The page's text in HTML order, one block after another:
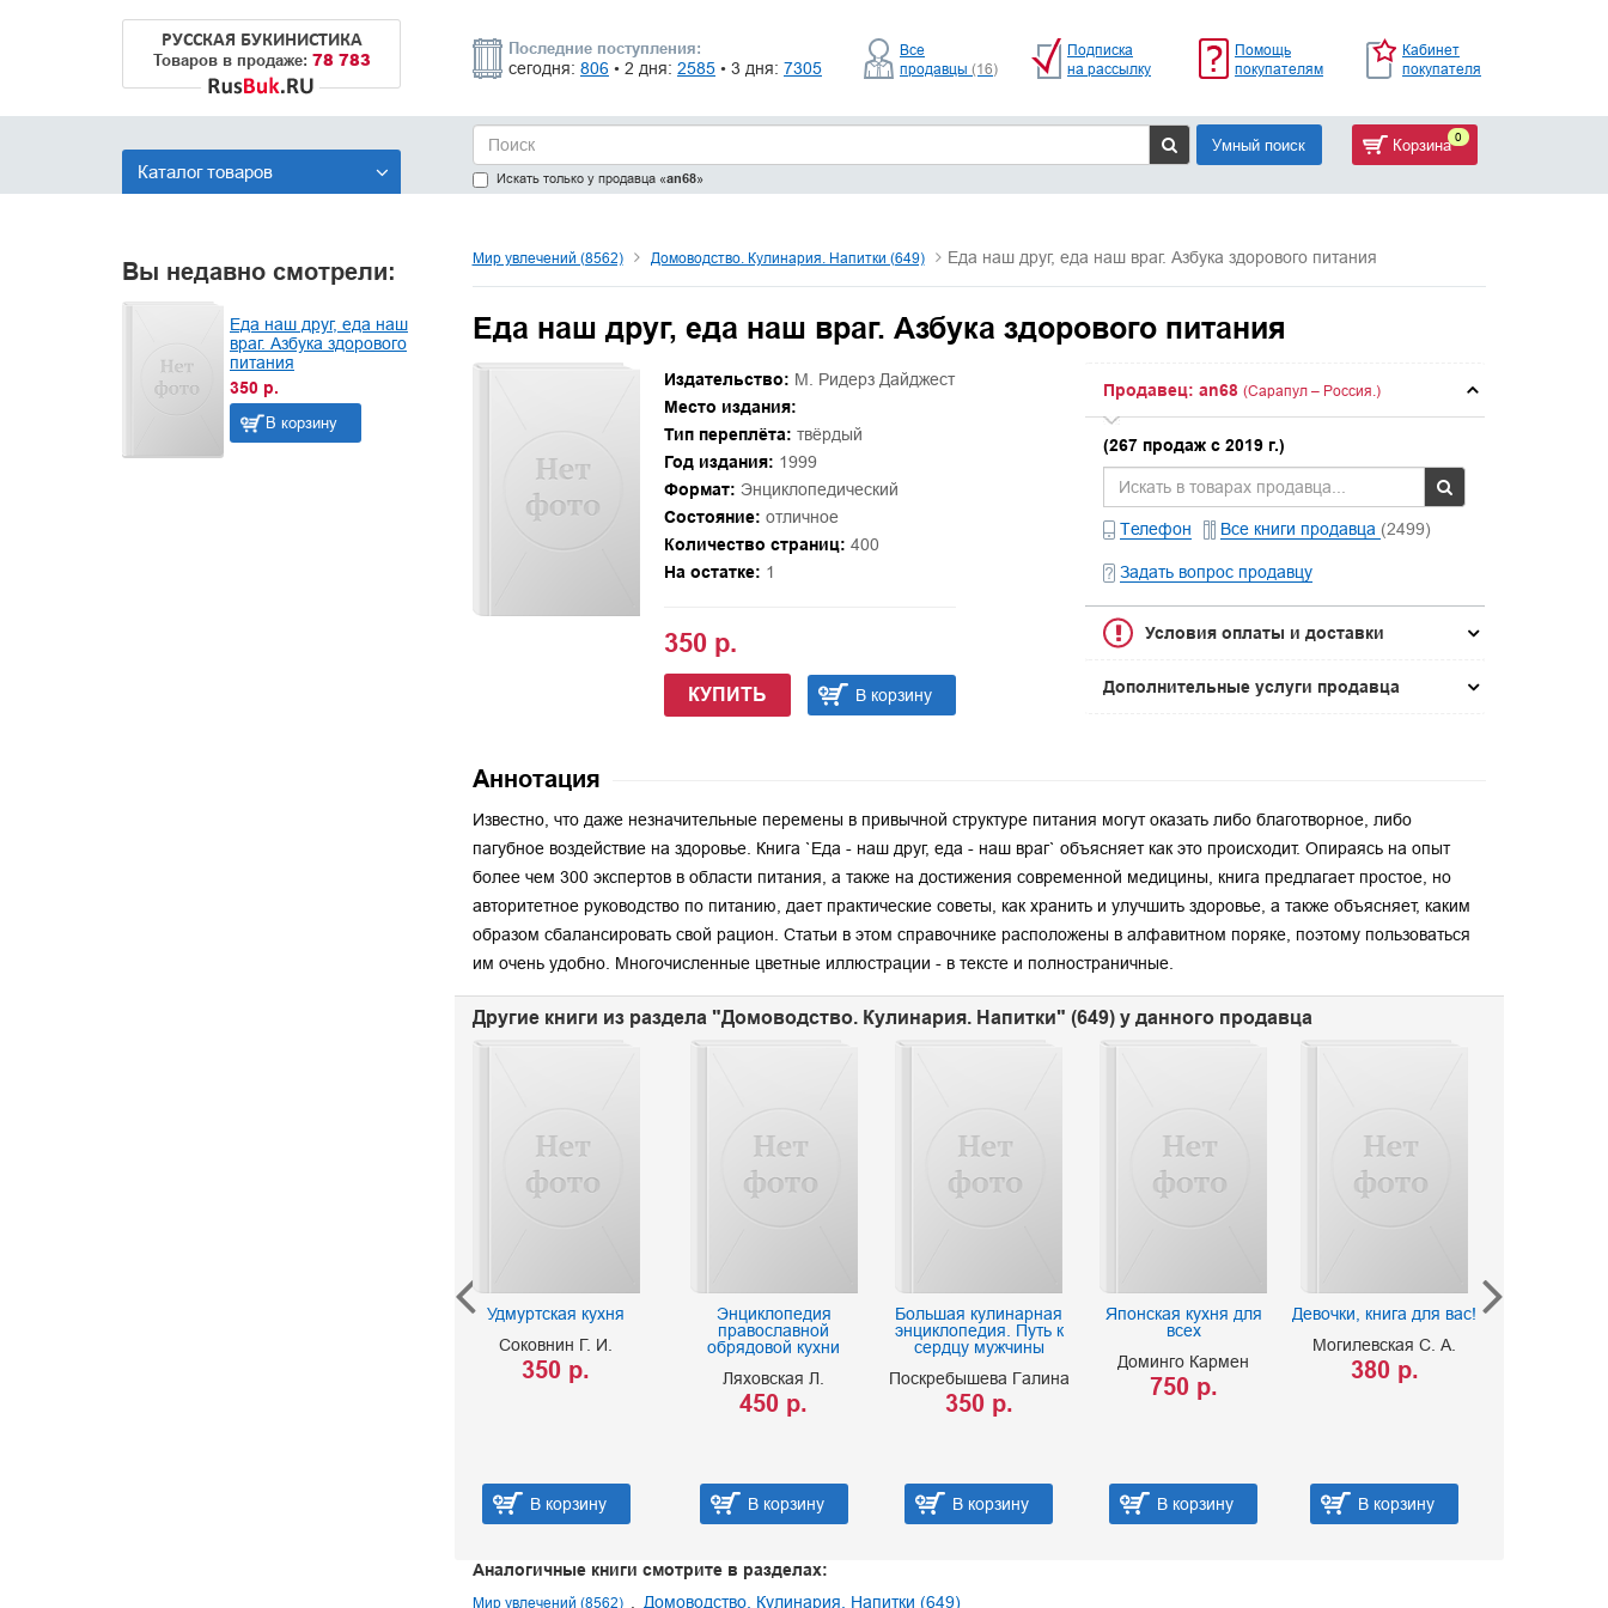
РУССКАЯ БУКИНИСТИКА
Товаров в продаже: 78 783
Последние поступления:
сегодня: 806 • 2 дня: 2585 • 3 дня: 7305
Все
продавцы (16)
Подписка
на рассылку
Помощь
покупателям
Кабинет
покупателя
Каталог товаров Искать только у продавца «an68»
Умный поиск Корзина 0
Вы недавно смотрели:
Еда наш друг, еда наш
враг. Азбука здорового
питания
350 р.
В корзину
Мир увлечений (8562) Домоводство. Кулинария. Напитки (649) Еда наш друг, еда наш враг. Азбука здорового питания
Еда наш друг, еда наш враг. Азбука здорового питания
Издательство: М. Ридерз Дайджест
Место издания:
Тип переплёта: твёрдый
Год издания: 1999
Формат: Энциклопедический
Состояние: отличное
Количество страниц: 400
На остатке: 1
350 р.
КУПИТЬ В корзину
Продавец: an68 (Сарапул – Россия.)
(267 продаж с 2019 г.)
Телефон Все книги продавца (2499)
Задать вопрос продавцу
Условия оплаты и доставки
Дополнительные услуги продавца
Аннотация
Известно, что даже незначительные перемены в привычной структуре питания могут оказать либо благотворное, либо
пагубное воздействие на здоровье. Книга `Еда - наш друг, еда - наш враг` объясняет как это происходит. Опираясь на опыт
более чем 300 экспертов в области питания, а также на достижения современной медицины, книга предлагает простое, но
авторитетное руководство по питанию, дает практические советы, как хранить и улучшить здоровье, а также объясняет, каким
образом сбалансировать свой рацион. Статьи в этом справочнике расположены в алфавитном поряке, поэтому пользоваться
им очень удобно. Многочисленные цветные иллюстрации - в тексте и полностраничные.
Другие книги из раздела "Домоводство. Кулинария. Напитки" (649) у данного продавца
Удмуртская кухня
Соковнин Г. И.
350 р.
В корзину
Энциклопедия
православной
обрядовой кухни
Ляховская Л.
450 р.
В корзину
Большая кулинарная
энциклопедия. Путь к
сердцу мужчины
Поскребышева Галина
350 р.
В корзину
Японская кухня для
всех
Доминго Кармен
750 р.
В корзину
Девочки, книга для вас!
Могилевская С. А.
380 р.
В корзину
Аналогичные книги смотрите в разделах:
Мир увлечений (8562) Домоводство. Кулинария. Напитки (649)